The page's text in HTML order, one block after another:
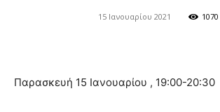
15 Ιανουαρίου 2021 1070
Παρασκευή 15 Ιανουαρίου , 19:00-20:30